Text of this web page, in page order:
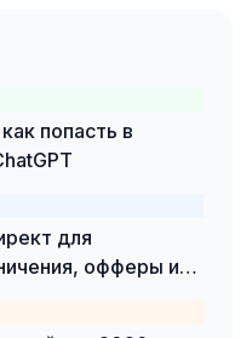
попасть в
для
офферы и